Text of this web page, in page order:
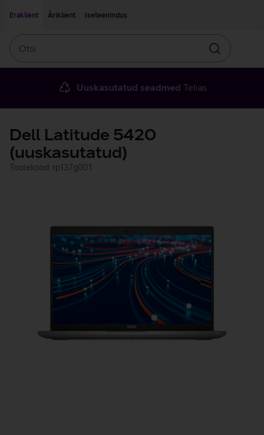
Eraklient
Äriklient Iseteenindus
Otsin
Uuskasutatud seadmed Telias
Dell Latitude 5420
(uuskasutatud)
Tootekood: rp137g001